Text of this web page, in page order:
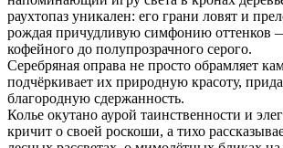
раухтопаз уникален: его грани ловят и
рождая причудливую симфонию оттенков
кофейного до полупрозрачного серого.
Серебряная оправа не просто обрамляет
подчёркивает их природную красоту,
благородную сдержанность.
Колье окутано аурой таинственности и
кричит о своей роскоши, а тихо